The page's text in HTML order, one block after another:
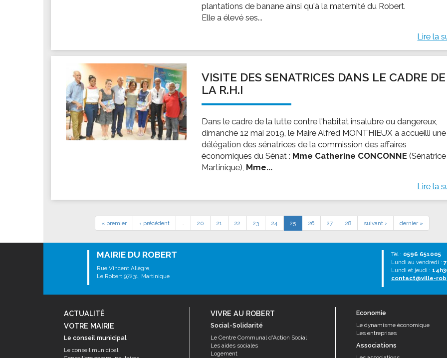
plantations de banane ainsi qu'à la maternité du Robert.
Elle a élevé ses...
Lire la
VISITE DES SENATRICES DANS LE CADRE DE
LA R.H.I
Dans le cadre de la lutte contre l'habitat insalubre ou dangereux,
dimanche 12 mai 2019, le Maire Alfred MONTHIEUX a accueilli une
délégation des sénatrices de la commission des affaires
économiques du Sénat : Mme Catherine CONCONNE
Martinique), Mme...
Lire la
« premier ‹ précédent 20 21 22 23 24 25 26 27 28 suivant › dernier »
MAIRIE DU ROBERT
Rue Vincent Allègre,
Le Robert 97231, Martinique
Tél : 0596 651005
Lundi au vendredi :
Lundi et jeudi :
contact@ville-
ACTUALITÉ
VOTRE MAIRIE
Le conseil municipal
Le conseil municipal
VIVRE AU ROBERT
Social-Solidarité
Le Centre Communal d'Action Social
Les aides sociales
Logement
Economie
Le dynamisme économique
Les entreprises
Associations